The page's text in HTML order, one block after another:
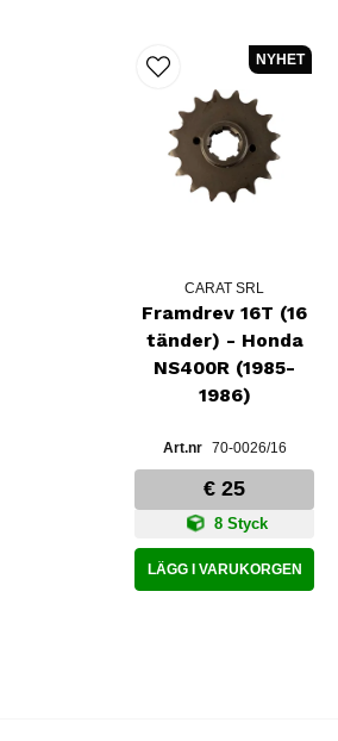
CARAT SRL
Framdrev 16T (16
tänder) - Honda
NS400R (1985-
1986)
70-0026/16
€ 25
8 Styck
LÄGG I VARUKORGEN
NYHET